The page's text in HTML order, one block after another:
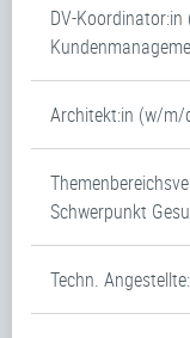
DV-
Architekt:in (w/m/
Schwerpunkt
Techn.